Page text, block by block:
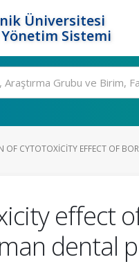
Üniversitesi
Sistemi
OF CYTOTOXICITY EFFECT OF
effect
dental